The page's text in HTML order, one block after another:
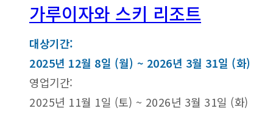
가루이자와 스키 리조트
대상기간:
2025년 12월 8일 (월) ~ 2026년 3월 31일 (화)
영업기간:
2025년 11월 1일 (토) ~ 2026년 3월 31일 (화)